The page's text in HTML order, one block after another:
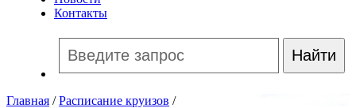
Контакты
Главная /Расписание круизов /